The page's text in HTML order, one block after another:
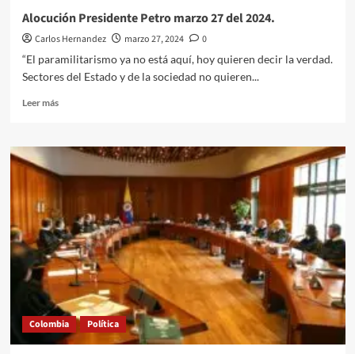
Alocución Presidente Petro marzo 27 del 2024.
Carlos Hernandez marzo 27, 2024
0
“El paramilitarismo ya no está aquí, hoy quieren decir la verdad.
Sectores del Estado y de la sociedad no quieren...
Leer másLeer
Alocución
Presidente
Petro
del
2024.
Colombia Política